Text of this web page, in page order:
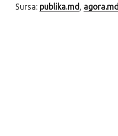
Sursa: publika.md , agora.md